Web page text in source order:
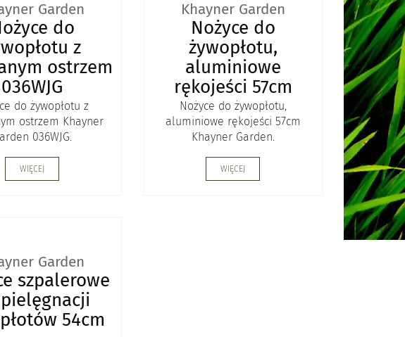
Garden
do
z
ostrzem
036WJG
do żywopłotu z
ostrzem Khayner
036WJG.
WIĘCEJ
Khayner Garden
Nożyce do
żywopłotu,
aluminiowe
rękojeści 57cm
Nożyce do żywopłotu,
aluminiowe rękojeści 57cm
Khayner Garden.
WIĘCEJ
Garden
szpalerowe
54cm